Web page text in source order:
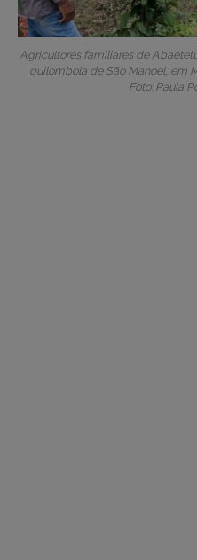
Agricultores familiares de
quilombola de São Manoel, em
Foto: Paula